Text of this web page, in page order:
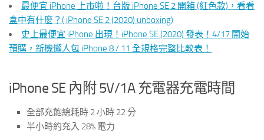
最便宜 iPhone 上市啦！台版 iPhone SE 2 開箱 (紅色款)，看看
盒中有什麼？( iPhone SE 2 (2020) unboxing)
史上最便宜 iPhone 出現！iPhone SE (2020) 發表！4/17 開始
預購，新機懶人包 iPhone 8 / 11 全規格完整比較表！
iPhone SE 內附 5V/1A 充電器充電時間
全部充飽總耗時 2 小時 22 分
半小時約充入 28% 電力